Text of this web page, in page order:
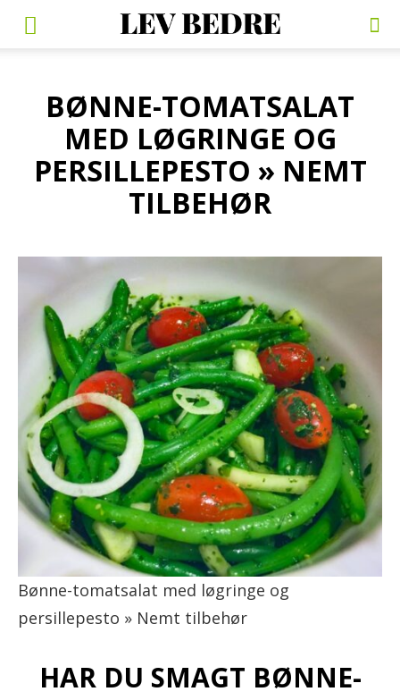
BØNNE-TOMATSALAT
MED LØGRINGE OG
PERSILLEPESTO » NEMT
TILBEHØR
Bønne-tomatsalat med løgringe og
persillepesto » Nemt tilbehør
HAR DU SMAGT BØNNE-